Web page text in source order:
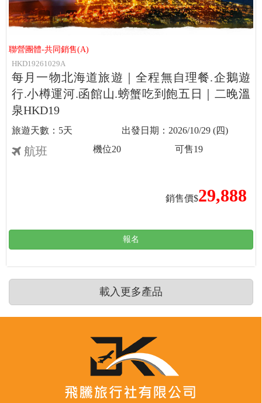
聯營團體-共同銷售(A)
HKD19261029A
每月一物北海道旅遊｜全程無自理餐.企鵝遊
行.小樽運河.函館山.螃蟹吃到飽五日｜二晚溫
泉HKD19
5天 2026/10/29 (四)
航班
銷售價$29,888
機位20 可售19
報名
載入更多產品